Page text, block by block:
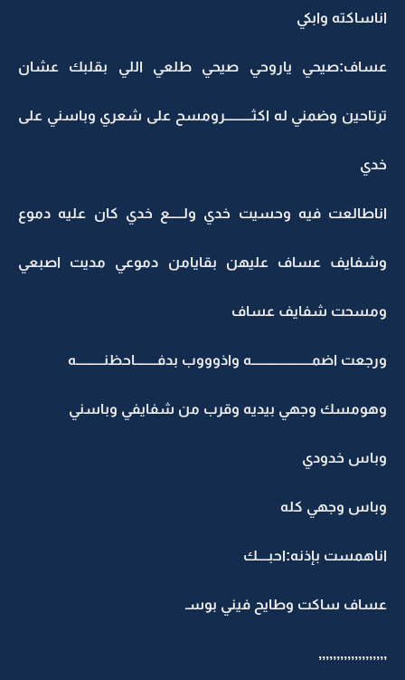
اناساكته وابكي
عساف:صيحي ياروحي صيحي طلعي اللي بقلبك عشان
ترتاحين وضمني له اكثــــــــــرومسح على شعري وباسني على
خدي
اناطالعت فيه وحسيت خدي ولـــــع خدي كان عليه دموع
وشفايف عساف عليهن بقايامن دموعي مديت اصبعي
ومسحت شفايف عساف
ورجعت اضمــــــــــــــــــــــه واذوووب بدفــــــــاحظنــــــــــه
وهومسك وجهي بيديه وقرب من شفايفي وباسني
وباس خدودي
وباس وجهي كله
اناهمست بإذنه:احبــــك
عساف ساكت وطايح فيني بوسـ
,,,,,,,,,,,,,,,,,,,